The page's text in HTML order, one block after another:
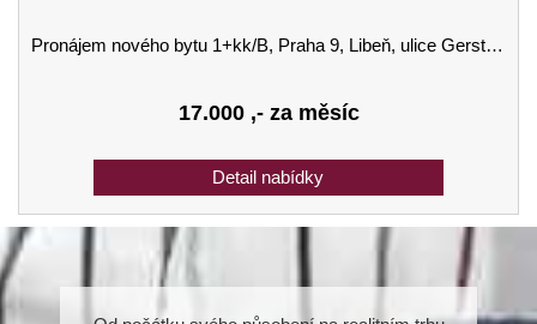
Pronájem nového bytu 1+kk/B, Praha 9, Libeň, ulice Gerstelova
17.000,- za měsíc